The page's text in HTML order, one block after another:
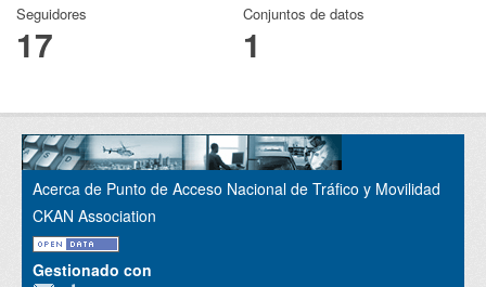
Seguidores
17
Conjuntos de datos
1
Acerca de Punto de Acceso Nacional de Tráfico y Movilidad
CKAN Association
Gestionado con